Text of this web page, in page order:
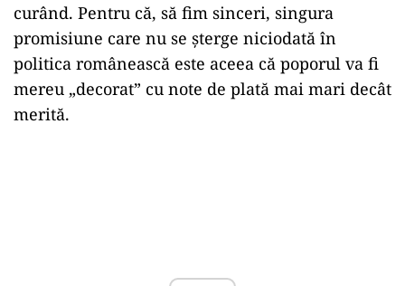
curând. Pentru că, să fim sinceri, singura
promisiune care nu se șterge niciodată în
politica românească este aceea că poporul va fi
mereu „decorat” cu note de plată mai mari decât
merită.